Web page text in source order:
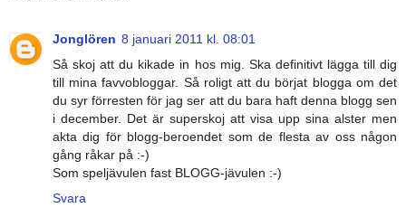
Jonglören 8 januari 2011 kl. 08:01
Så skoj att du kikade in hos mig. Ska definitivt lägga till dig
till mina favvobloggar. Så roligt att du börjat blogga om det
du syr förresten för jag ser att du bara haft denna blogg sen
i december. Det är superskoj att visa upp sina alster men
akta dig för blogg-beroendet som de flesta av oss någon
gång råkar på :-)
Som speljävulen fast BLOGG-jävulen :-)
Svara